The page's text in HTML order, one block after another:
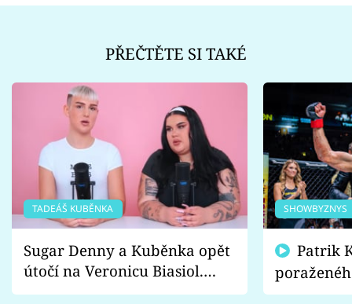
PŘEČTĚTE SI TAKÉ
TADEÁŠ KUBĚNKA
Sugar Denny a Kuběnka opět
útočí na Veronicu Biasiol.
Proč je podle nich falešná a
SHOWBYZNYS
fanoušci